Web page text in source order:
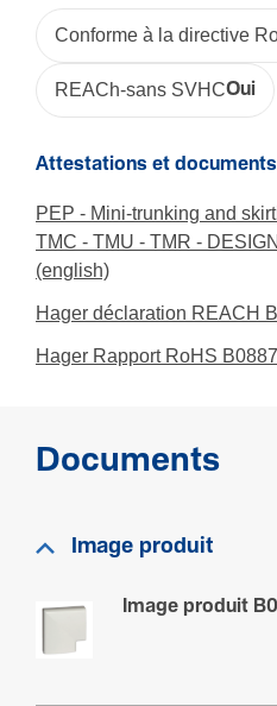
Code RAL
9010
IK07
Classe de protection (IP)
IP40
Normes
12
Non
Condi­tions
Tempé­ra­ture de service
Conforme à la directive
REACh-sans SVHCOui
Attestations et documents
PEP - Mini-trunking and
TMC - TMU - TMR -
(english)
Hager déclaration REACH
Hager Rapport RoHS
Documents
Image produit
Image produit